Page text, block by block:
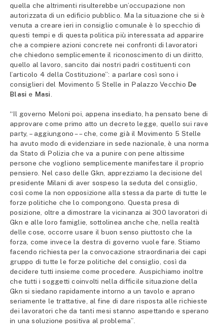
quella che altrimenti risulterebbe un’occupazione non
autorizzata di un edificio pubblico. Ma la situazione che si è
venuta a creare ieri in consiglio comunale è lo specchio di
questi tempi e di questa politica più interessata ad apparire
che a compiere azioni concrete nei confronti di lavoratori
che chiedono semplicemente il riconoscimento di un diritto,
quello al lavoro, sancito dai nostri padri costituenti con
l’articolo 4 della Costituzione”: a parlare così sono i
consiglieri del Movimento 5 Stelle in Palazzo Vecchio De
Blasi e Masi
“Il governo Meloni poi, appena insediato, ha pensato bene di
approvare come primo atto un decreto legge, quello sui rave
party, – aggiungono – – che, come già il Movimento 5 Stelle
ha avuto modo di evidenziare in sede nazionale, è una norma
da Stato di Polizia che va a punire con pene altissime
persone che vogliono semplicemente manifestare il proprio
pensiero. Nel caso delle Gkn, apprezziamo la decisione del
presidente Milani di aver sospeso la seduta del consiglio,
così come la non opposizione alla stessa da parte di tutte le
forze politiche che lo compongono. Questa presa di
posizione, oltre a dimostrare la vicinanza ai 300 lavoratori di
Gkn e alle loro famiglie, sottolinea anche che, nella realtà
delle cose, occorre usare il buon senso piuttosto che la
forza, come invece la destra di governo vuole fare. Stiamo
facendo richiesta per la convocazione straordinaria dei capi
gruppo di tutte le forze politiche del consiglio, così da
decidere tutti insieme come procedere. Auspichiamo inoltre
che tutti i soggetti coinvolti nella difficile situazione della
Gkn si siedano rapidamente intorno a un tavolo e aprano
seriamente le trattative, al fine di dare risposta alle richieste
dei lavoratori che da tanti mesi stanno aspettando e sperano
in una soluzione positiva al problema”.